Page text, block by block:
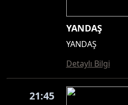
YANDAŞ
YANDAŞ
Detaylı Bilgi
21:45